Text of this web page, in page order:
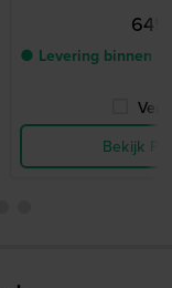
● Levering binnen 2
Bekijk